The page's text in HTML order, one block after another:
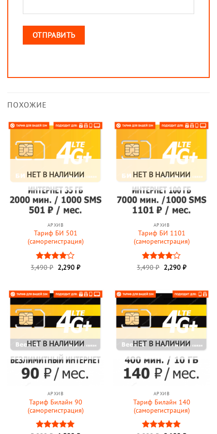
ПОХОЖИЕ
НЕТ В НАЛИЧИИ
АРХИВ
Тариф БИ 501
(саморегистрация)
Оценка
3,490₽ Первоначальная
цена
2,290 ₽Текущая
НЕТ В НАЛИЧИИ
АРХИВ
Тариф БИ 1101
(саморегистрация)
Оценка
3,490₽ Первоначальная
цена
2,290 ₽Текущая
НЕТ В НАЛИЧИИ
АРХИВ
Тариф Билайн 90
(саморегистрация)
НЕТ В НАЛИЧИИ
АРХИВ
Тариф Билайн 140
(саморегистрация)